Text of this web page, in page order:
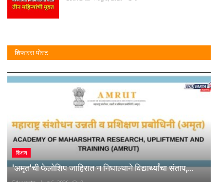
शिफारस पोस्ट
शिक्षण
'अमृत'ची फेलोशिप जाहिरात न निघाल्याने विद्यार्थ्यांचा संताप,...